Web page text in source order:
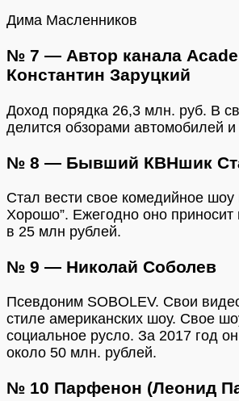
Дима Масленников
№ 7 — Автор канала
Константин Заруцкий
Доход порядка 26,3 млн. руб. В
делится обзорами автомобилей
№ 8 — Бывший КВНшик
Стал вести свое комедийное
Хорошо”. Ежегодно оно
в 25 млн рублей.
№ 9 — Николай Соболев
Псевдоним SOBOLEV. Свои
стиле американских шоу. Свое
социальное русло. За 2017 год
около 50 млн. рублей.
№ 10 Парфенон (Леонид